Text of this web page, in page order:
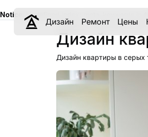
Notice : Undefined index: meta_keywords in
Дизайн Ремонт Цены
Главная Квартиры по
Дизайн
Дизайн квартиры в серых